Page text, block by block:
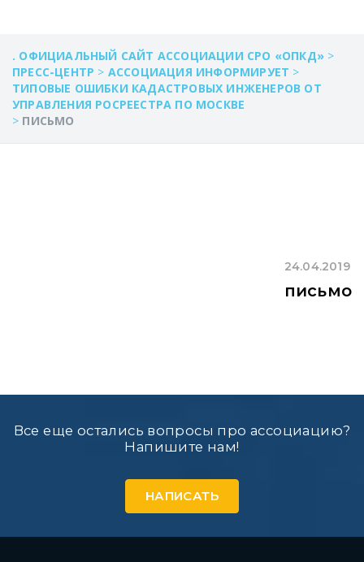
. ОФИЦИАЛЬНЫЙ САЙТ АССОЦИАЦИИ СРО «ОПКД» >
ПРЕСС-ЦЕНТР > АССОЦИАЦИЯ ИНФОРМИРУЕТ >
ТИПОВЫЕ ОШИБКИ КАДАСТРОВЫХ ИНЖЕНЕРОВ ОТ
УПРАВЛЕНИЯ РОСРЕЕСТРА ПО МОСКВЕ
> ПИСЬМО
24.04.2019
письмо
Все еще остались вопросы про ассоциацию?
Напишите нам!
НАПИСАТЬ